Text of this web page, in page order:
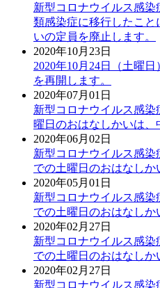
新型コロナウイルス感
類感染症に移行したこ
いの定員を廃止します。
2020年10月23日
2020年10月24日（土曜
を再開します。
2020年07月01日
新型コロナウイルス感
曜日のおはなしかいは、
2020年06月02日
新型コロナウイルス感染
での土曜日のおはなしか
2020年05月01日
新型コロナウイルス感染
での土曜日のおはなしか
2020年02月27日
新型コロナウイルス感染
での土曜日のおはなしか
2020年02月27日
新型コロナウイルス感染